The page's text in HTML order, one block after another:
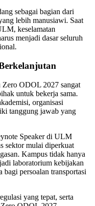
sebagai bagian dari
lebih manusiawi. Saat
keselamatan
menjadi dasar seluruh
Zero ODOL 2027 sangat
untuk bekerja sama.
organisasi
tanggung jawab yang
Speaker di ULM
sektor mulai diperkuat
Kampus tidak hanya
laboratorium kebijakan
persoalan transportasi
yang tepat, serta